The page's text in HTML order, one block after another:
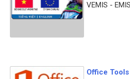
VEMIS -
Office Tools